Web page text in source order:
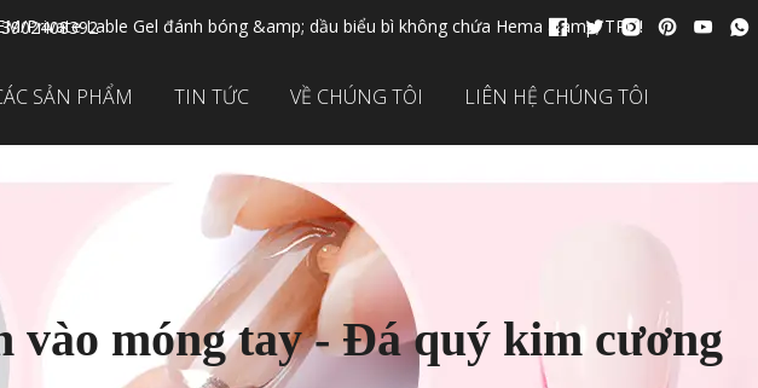
Private Lable Gel đánh bóng &amp; dầu biểu bì không chứa Hema &amp; TPO!
SẢN PHẨM TIN TỨC VỀ CHÚNG TÔI LIÊN HỆ CHÚNG TÔI
vào móng tay - Đá quý kim cương